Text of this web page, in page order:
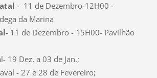
- 11 de Dezembro-12H00 -
da Marina
11 de Dezembro - 15H00- Pavilhão
19 Dez. a 03 de Jan.;
- 27 e 28 de Fevereiro;